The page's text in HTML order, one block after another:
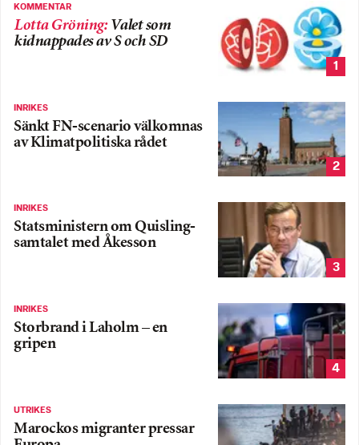
KOMMENTAR
Lotta Gröning: Valet som
kidnappades av S och SD
1
INRIKES
Sänkt FN-scenario välkomnas
av Klimatpolitiska rådet
2
INRIKES
Statsministern om Quisling-
samtalet med Åkesson
3
INRIKES
Storbrand i Laholm – en
gripen
4
UTRIKES
Marockos migranter pressar